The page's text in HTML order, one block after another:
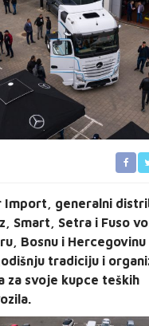
Import, generalni
Smart, Setra i Fuso
Bosnu i Hercegovinu
tradiciju i
za svoje kupce teških